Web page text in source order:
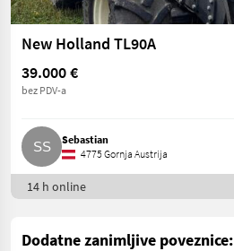
New Holland TL90A
39.000 €
bez PDV-a
Sebastian
4775 Gornja Austrija
14 h online
Dodatne zanimljive poveznice: